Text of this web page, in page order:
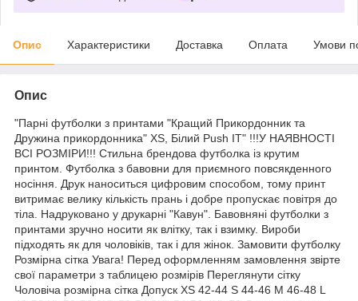
Опис Характеристики Доставка Оплата Умови
Опис
"Парні футболки з принтами "Кращий Прикордонник та
Дружина прикордонника" XS, Білий Push IT" !!!У НАЯВНОСТІ
ВСІ РОЗМІРИ!!! Стильна брендова футболка із крутим
принтом. Футболка з бавовни для приємного повсякденного
носіння. Друк наноситься цифровим способом, тому принт
витримає велику кількість прань і добре пропускає повітря до
тіла. Надруковано у друкарні "Кавун". Бавовняні футболки з
принтами зручно носити як влітку, так і взимку. Вироби
підходять як для чоловіків, так і для жінок. Замовити футболку
Розмірна сітка Увага! Перед оформленням замовлення звірте
свої параметри з таблицею розмірів Переглянути сітку
Чоловіча розмірна сітка Допуск XS 42-44 S 44-46 M 46-48 L